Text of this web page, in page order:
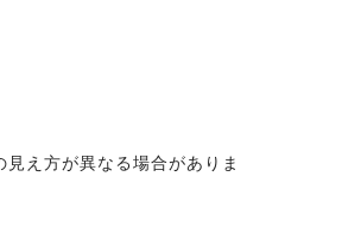
え方が異なる場合がありま